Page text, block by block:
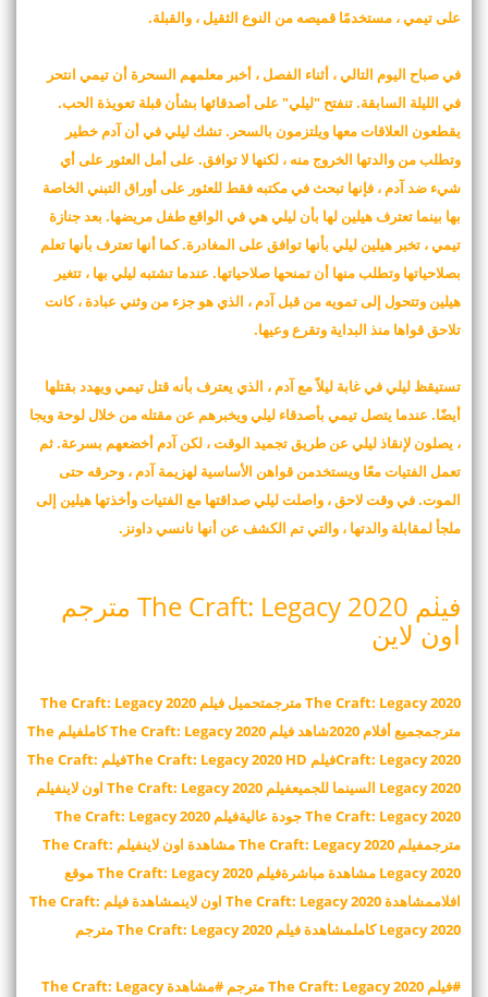
على تيمي ، مستخدمًا قميصه من النوع الثقيل ، والقبلة.
في صباح اليوم التالي ، أثناء الفصل ، أخبر معلمهم السحرة أن تيمي انتحر
في الليلة السابقة. تنفتح "ليلي" على أصدقائها بشأن قبلة تعويذة الحب.
يقطعون العلاقات معها ويلتزمون بالسحر. تشك ليلي في أن آدم خطير
وتطلب من والدتها الخروج منه ، لكنها لا توافق. على أمل العثور على أي
شيء ضد آدم ، فإنها تبحث في مكتبه فقط للعثور على أوراق التبني الخاصة
بها بينما تعترف هيلين لها بأن ليلي هي في الواقع طفل مريضها. بعد جنازة
تيمي ، تخبر هيلين ليلي بأنها توافق على المغادرة. كما أنها تعترف بأنها تعلم
بصلاحياتها وتطلب منها أن تمنحها صلاحياتها. عندما تشتبه ليلي بها ، تتغير
هيلين وتتحول إلى تمويه من قبل آدم ، الذي هو جزء من وثني عبادة ، كانت
تلاحق قواها منذ البداية وتقرع وعيها.
تستيقظ ليلي في غابة ليلاً مع آدم ، الذي يعترف بأنه قتل تيمي ويهدد بقتلها
أيضًا. عندما يتصل تيمي بأصدقاء ليلي ويخبرهم عن مقتله من خلال لوحة ويجا
، يصلون لإنقاذ ليلي عن طريق تجميد الوقت ، لكن آدم أخضعهم بسرعة. ثم
تعمل الفتيات معًا ويستخدمن قواهن الأساسية لهزيمة آدم ، وحرقه حتى
الموت. في وقت لاحق ، واصلت ليلي صداقتها مع الفتيات وأخذتها هيلين إلى
ملجأ لمقابلة والدتها ، والتي تم الكشف عن أنها نانسي داونز.
فيلم The Craft: Legacy 2020 مترجم
اون لاين
The Craft: Legacy 2020 مترجمتحميل فيلم The Craft: Legacy 2020
مترجمجميع أفلام 2020شاهد فيلم The Craft: Legacy 2020 كاملفيلم The
Craft: Legacy 2020فيلم The Craft: Legacy 2020 HDفيلم The Craft:
Legacy 2020 السينما للجميعفيلم The Craft: Legacy 2020 اون لاينفيلم
The Craft: Legacy 2020 جودة عاليةفيلم The Craft: Legacy 2020
مترجمفيلم The Craft: Legacy 2020 مشاهدة اون لاينفيلم The Craft:
Legacy 2020 مشاهدة مباشرةفيلم The Craft: Legacy 2020 موقع
افلاممشاهدة The Craft: Legacy 2020 اون لاينمشاهدة فيلم The Craft:
Legacy 2020 كاملمشاهدة فيلم The Craft: Legacy 2020 مترجم
#فيلم The Craft: Legacy 2020 مترجم #مشاهدة The Craft: Legacy